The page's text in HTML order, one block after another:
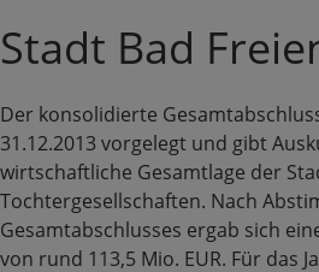
Stadt Bad
Der konsolidierte
31.12.2013 vorgelegt und gibt
wirtschaftliche Gesamtlage der
Tochtergesellschaften. Nach
Gesamtabschlusses ergab sich
von rund 113,5 Mio. EUR. Für das